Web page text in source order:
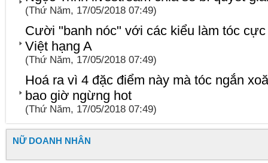
(Thứ Năm, 17/05/2018 07:49)
Cười "banh nóc" với các kiểu làm tóc
Việt hạng A
(Thứ Năm, 17/05/2018 07:49)
Hoá ra vì 4 đặc điểm này mà tóc ngắn
bao giờ ngừng hot
(Thứ Năm, 17/05/2018 07:49)
NỮ DOANH NHÂN